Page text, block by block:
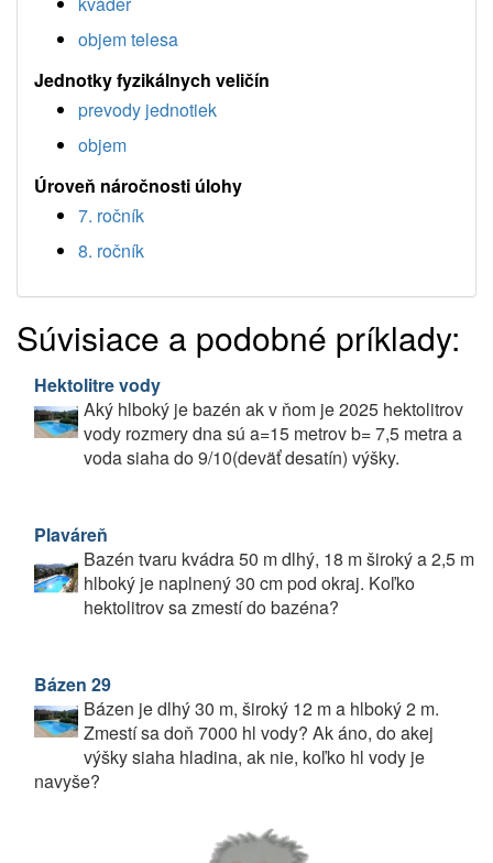
objem telesa
Jednotky fyzikálnych veličín
prevody jednotiek
objem
Úroveň náročnosti úlohy
7. ročník
8. ročník
Súvisiace a podobné príklady:
Hektolitre vody
Aký hlboký je bazén ak v ňom je 2025 hektolitrov
vody rozmery dna sú a=15 metrov b= 7,5 metra a
voda siaha do 9/10(deväť desatín) výšky.
Plaváreň
Bazén tvaru kvádra 50 m dlhý, 18 m široký a 2,5 m
hlboký je naplnený 30 cm pod okraj. Koľko
hektolitrov sa zmestí do bazéna?
Bázen 29
Bázen je dlhý 30 m, široký 12 m a hlboký 2 m.
Zmestí sa doň 7000 hl vody? Ak áno, do akej
výšky siaha hladina, ak nie, koľko hl vody je
navyše?